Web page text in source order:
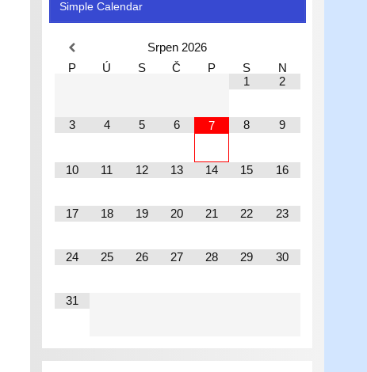
Simple Calendar
Srpen 2026
P
Ú S Č P S
N
1
2
3 4 5 6 7 8 9
10 11 12 13 14 15 16
17 18 19 20 21 22 23
24 25 26 27 28 29 30
31